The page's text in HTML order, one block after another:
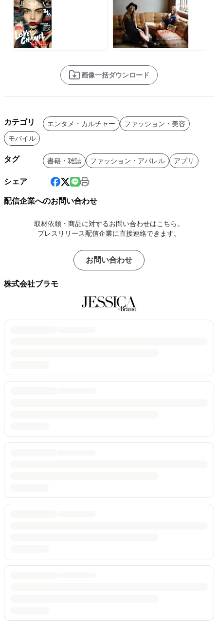
画像一括ダウンロード
カテゴリ エンタメ・カルチャー
ファッション・美容
モバイル
タグ 書籍・雑誌 ファッション・アパレル アプリ
シェア
配信企業へのお問い合わせ
取材依頼・商品に対するお問い合わせはこちら。
プレスリリース配信企業に直接連絡できます。
お問い合わせ
株式会社ブラモ